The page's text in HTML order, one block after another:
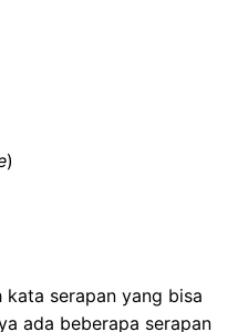
)
serapan yang bisa
ada beberapa serapan